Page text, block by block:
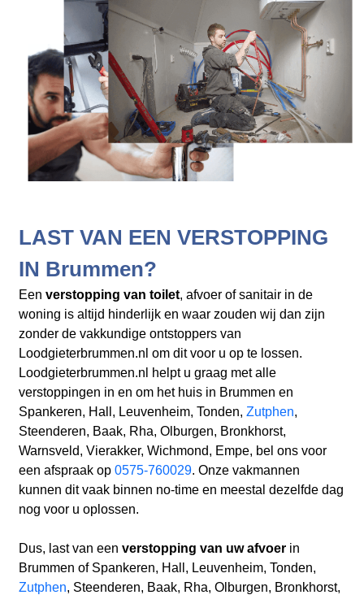
LAST VAN EEN VERSTOPPING
IN Brummen?
Een verstopping van toilet, afvoer of sanitair in de
woning is altijd hinderlijk en waar zouden wij dan zijn
zonder de vakkundige ontstoppers van
Loodgieterbrummen.nl om dit voor u op te lossen.
Loodgieterbrummen.nl helpt u graag met alle
verstoppingen in en om het huis in Brummen en
Spankeren, Hall, Leuvenheim, Tonden, Zutphen,
Steenderen, Baak, Rha, Olburgen, Bronkhorst,
Warnsveld, Vierakker, Wichmond, Empe, bel ons voor
een afspraak op 0575-760029. Onze vakmannen
kunnen dit vaak binnen no-time en meestal dezelfde dag
nog voor u oplossen.
Dus, last van een verstopping van uw afvoerin
Brummen of Spankeren, Hall, Leuvenheim, Tonden,
Zutphen, Steenderen, Baak, Rha, Olburgen, Bronkhorst,